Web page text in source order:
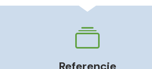
Referencie